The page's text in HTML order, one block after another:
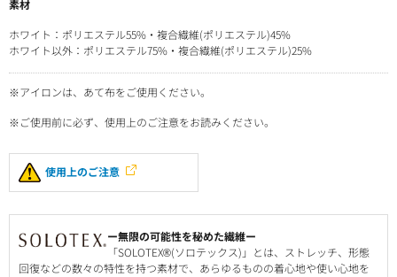
素材
ホワイト：ポリエステル55%・複合繊維(ポリエステル)45%
ホワイト以外：ポリエステル75%・複合繊維(ポリエステル)25%
※アイロンは、あて布をご使用ください。
※ご使用前に必ず、使用上のご注意をお読みください。
使用上のご注意
ー無限の可能性を秘めた繊維ー
「SOLOTEX®(ソロテックス)」とは、ストレッチ、形態
回復などの数々の特性を持つ素材で、あらゆるものの着心地や使い心地を